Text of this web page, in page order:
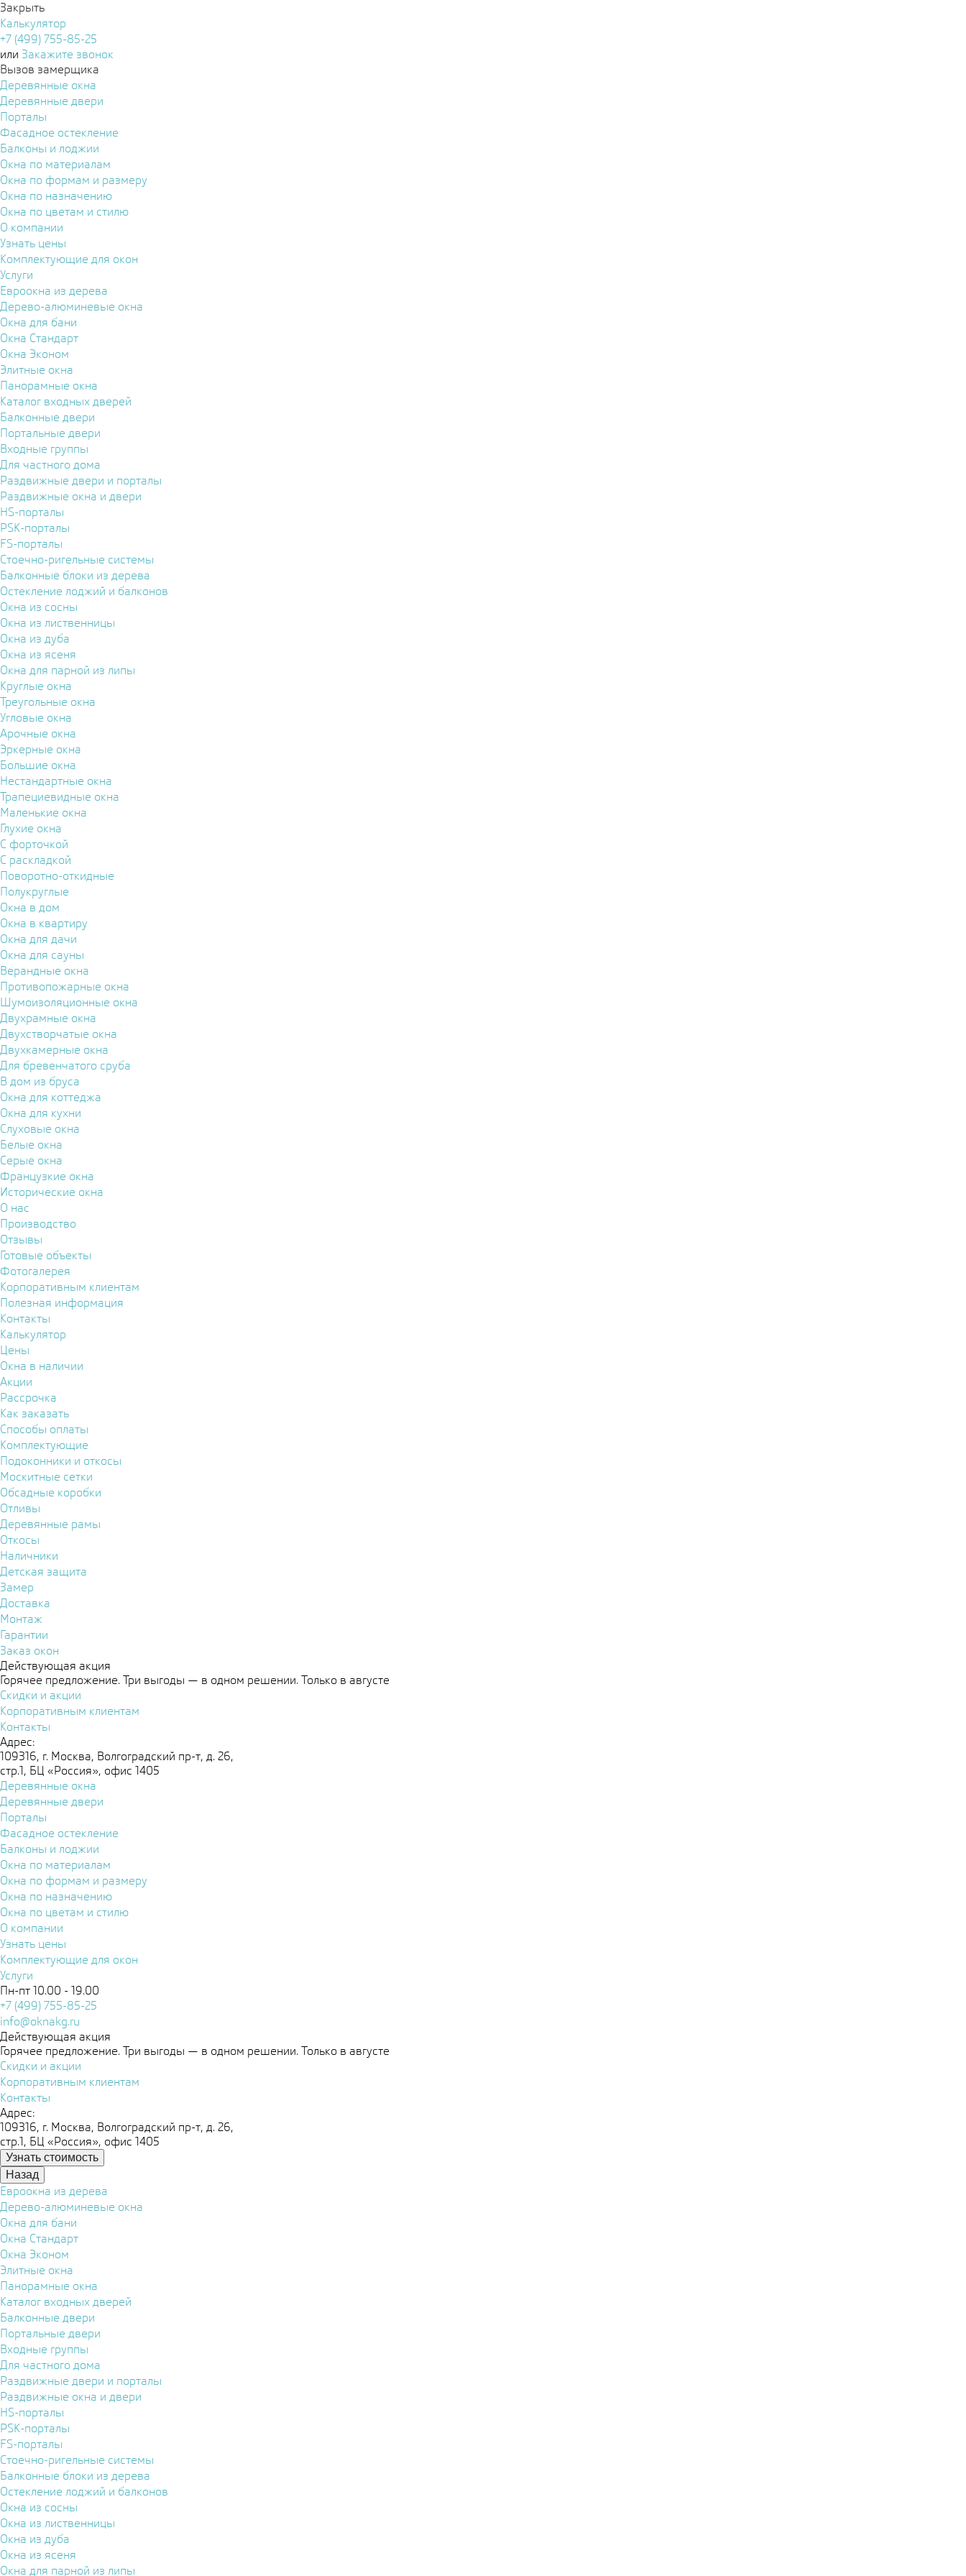
Закрыть
Калькулятор
+7 (499) 755-85-25
или Закажите звонок
Вызов замерщика
Деревянные окна
Деревянные двери
Порталы
Фасадное остекление
Балконы и лоджии
Окна по материалам
Окна по формам и размеру
Окна по назначению
Окна по цветам и стилю
О компании
Узнать цены
Комплектующие для окон
Услуги
Евроокна из дерева
Дерево-алюминевые окна
Окна для бани
Окна Стандарт
Окна Эконом
Элитные окна
Панорамные окна
Каталог входных дверей
Балконные двери
Портальные двери
Входные группы
Для частного дома
Раздвижные двери и порталы
Раздвижные окна и двери
HS-порталы
PSK-порталы
FS-порталы
Стоечно-ригельные системы
Балконные блоки из дерева
Остекление лоджий и балконов
Окна из сосны
Окна из лиственницы
Окна из дуба
Окна из ясеня
Окна для парной из липы
Круглые окна
Треугольные окна
Угловые окна
Арочные окна
Эркерные окна
Большие окна
Нестандартные окна
Трапециевидные окна
Маленькие окна
Глухие окна
С форточкой
С раскладкой
Поворотно-откидные
Полукруглые
Окна в дом
Окна в квартиру
Окна для дачи
Окна для сауны
Верандные окна
Противопожарные окна
Шумоизоляционные окна
Двухрамные окна
Двухстворчатые окна
Двухкамерные окна
Для бревенчатого сруба
В дом из бруса
Окна для коттеджа
Окна для кухни
Слуховые окна
Белые окна
Серые окна
Французкие окна
Исторические окна
О нас
Производство
Отзывы
Готовые объекты
Фотогалерея
Корпоративным клиентам
Полезная информация
Контакты
Калькулятор
Цены
Окна в наличии
Акции
Рассрочка
Как заказать
Способы оплаты
Комплектующие
Подоконники и откосы
Москитные сетки
Обсадные коробки
Отливы
Деревянные рамы
Откосы
Наличники
Детская защита
Замер
Доставка
Монтаж
Гарантии
Заказ окон
Действующая акция
Горячее предложение. Три выгоды — в одном решении. Только в августе
Скидки и акции
Корпоративным клиентам
Контакты
Адрес:
109316, г. Москва, Волгоградский пр-т, д. 26,
стр.1, БЦ «Россия», офис 1405
Деревянные окна
Деревянные двери
Порталы
Фасадное остекление
Балконы и лоджии
Окна по материалам
Окна по формам и размеру
Окна по назначению
Окна по цветам и стилю
О компании
Узнать цены
Комплектующие для окон
Услуги
Пн-пт 10.00 - 19.00
+7 (499) 755-85-25
info@oknakg.ru
Действующая акция
Горячее предложение. Три выгоды — в одном решении. Только в августе
Скидки и акции
Корпоративным клиентам
Контакты
Адрес:
109316, г. Москва, Волгоградский пр-т, д. 26,
стр.1, БЦ «Россия», офис 1405
Узнать стоимость
Назад
Евроокна из дерева
Дерево-алюминевые окна
Окна для бани
Окна Стандарт
Окна Эконом
Элитные окна
Панорамные окна
Каталог входных дверей
Балконные двери
Портальные двери
Входные группы
Для частного дома
Раздвижные двери и порталы
Раздвижные окна и двери
HS-порталы
PSK-порталы
FS-порталы
Стоечно-ригельные системы
Балконные блоки из дерева
Остекление лоджий и балконов
Окна из сосны
Окна из лиственницы
Окна из дуба
Окна из ясеня
Окна для парной из липы